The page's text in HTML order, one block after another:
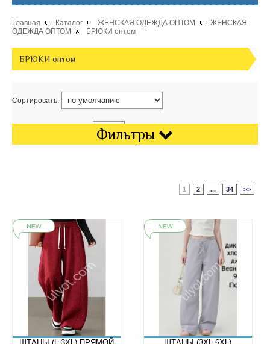
Главная Каталог ЖЕНСКАЯ ОДЕЖДА ОПТОМ
ЖЕНСКАЯ
ОДЕЖДА ОПТОМ
БРЮКИ оптом
Фильтры
БРЮКИ оптом
Сортировать:
1 2 ... 34 >>